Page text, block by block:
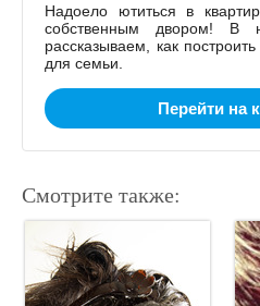
Надоело ютиться в
собственным двором! В
рассказываем, как
для семьи.
Перейти на
Смотрите также: